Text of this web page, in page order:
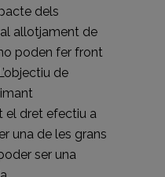
dels
allotjament de
poden fer front
de
el dret efectiu a
una de les grans
ser una